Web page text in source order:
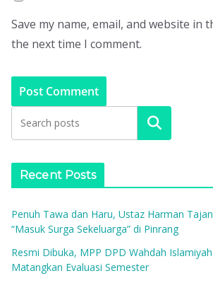
Save my name, email, and website in
the next time I comment.
Search
Recent Posts
Penuh Tawa dan Haru, Ustaz Harman
“Masuk Surga Sekeluarga” di Pinrang
Resmi Dibuka, MPP DPD Wahdah
Matangkan Evaluasi Semester